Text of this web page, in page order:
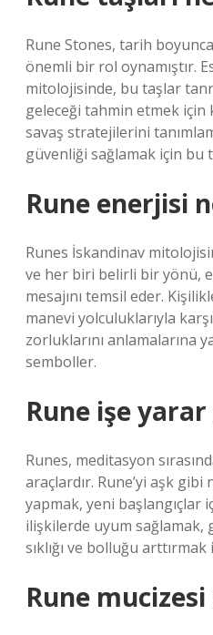
Rune Stones, tarih
önemli bir rol oynamıştır.
mitolojisinde, bu taşlar
geleceği tahmin etmek için
savaş stratejilerini
güvenliği sağlamak için bu
Rune enerjisi
Runes İskandinav
ve her biri belirli bir yönü,
mesajını temsil eder.
manevi yolculuklarıyla
zorluklarını anlamalarına
semboller.
Rune işe yarar
Runes, meditasyon
araçlardır. Rune’yi aşk
yapmak, yeni başlangıçlar
ilişkilerde uyum sağlamak,
sıklığı ve bolluğu
Rune